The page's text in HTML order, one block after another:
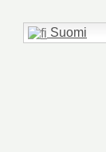
Suomi